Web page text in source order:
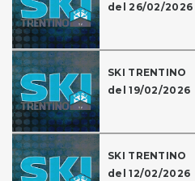
del 26/02/2026
SKI TRENTINO
del 19/02/2026
SKI TRENTINO
del 12/02/2026